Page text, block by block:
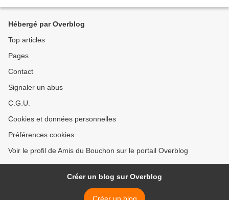
Hébergé par Overblog
Top articles
Pages
Contact
Signaler un abus
C.G.U.
Cookies et données personnelles
Préférences cookies
Voir le profil de Amis du Bouchon sur le portail Overblog
Créer un blog sur Overblog